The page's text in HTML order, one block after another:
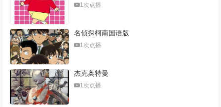
1次点播
名侦探柯南国语版
1次点播
杰克奥特曼
1次点播